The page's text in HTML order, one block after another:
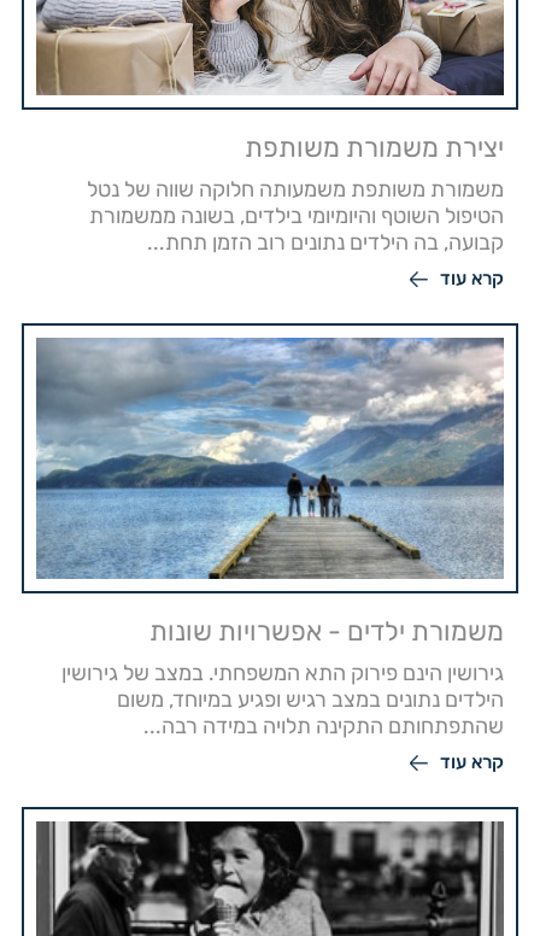
יצירת משמורת משותפת
משמורת משותפת משמעותה חלוקה שווה של נטל
הטיפול השוטף והיומיומי בילדים, בשונה ממשמורת
קבועה, בה הילדים נתונים רוב הזמן תחת...
קרא עוד
משמורת ילדים - אפשרויות שונות
גירושין הינם פירוק התא המשפחתי. במצב של גירושין
הילדים נתונים במצב רגיש ופגיע במיוחד, משום
שהתפתחותם התקינה תלויה במידה רבה...
קרא עוד